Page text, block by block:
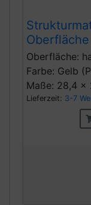
Oberfläche:
Farbe: Gelb
Maße: 28,4 x
Lieferzeit: 3-7